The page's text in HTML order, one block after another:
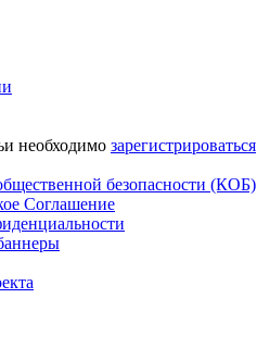
необходимо зарегистрироваться
безопасности (КОБ)
Соглашение